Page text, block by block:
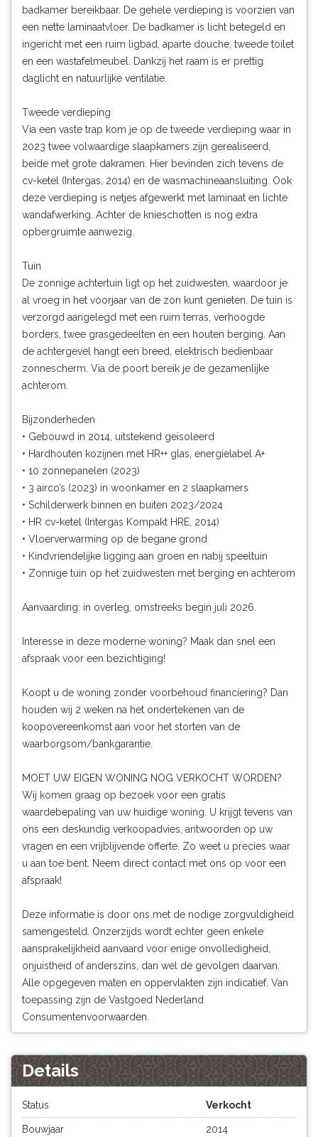
badkamer bereikbaar. De gehele verdieping is voorzien van
een nette laminaatvloer. De badkamer is licht betegeld en
ingericht met een ruim ligbad, aparte douche, tweede toilet
en een wastafelmeubel. Dankzij het raam is er prettig
daglicht en natuurlijke ventilatie.
Tweede verdieping
Via een vaste trap kom je op de tweede verdieping waar in
2023 twee volwaardige slaapkamers zijn gerealiseerd,
beide met grote dakramen. Hier bevinden zich tevens de
cv-ketel (Intergas, 2014) en de wasmachineaansluiting. Ook
deze verdieping is netjes afgewerkt met laminaat en lichte
wandafwerking. Achter de knieschotten is nog extra
opbergruimte aanwezig.
Tuin
De zonnige achtertuin ligt op het zuidwesten, waardoor je
al vroeg in het voorjaar van de zon kunt genieten. De tuin is
verzorgd aangelegd met een ruim terras, verhoogde
borders, twee grasgedeelten en een houten berging. Aan
de achtergevel hangt een breed, elektrisch bedienbaar
zonnescherm. Via de poort bereik je de gezamenlijke
achterom.
Bijzonderheden
• Gebouwd in 2014, uitstekend geïsoleerd
• Hardhouten kozijnen met HR++ glas, energielabel A+
• 10 zonnepanelen (2023)
• 3 airco’s (2023) in woonkamer en 2 slaapkamers
• Schilderwerk binnen en buiten 2023/2024
• HR cv-ketel (Intergas Kompakt HRE, 2014)
• Vloerverwarming op de begane grond
• Kindvriendelijke ligging aan groen en nabij speeltuin
• Zonnige tuin op het zuidwesten met berging en achterom
Aanvaarding: in overleg, omstreeks begin juli 2026.
Interesse in deze moderne woning? Maak dan snel een
afspraak voor een bezichtiging!
Koopt u de woning zonder voorbehoud financiering? Dan
houden wij 2 weken na het ondertekenen van de
koopovereenkomst aan voor het storten van de
waarborgsom/bankgarantie.
MOET UW EIGEN WONING NOG VERKOCHT WORDEN?
Wij komen graag op bezoek voor een gratis
waardebepaling van uw huidige woning. U krijgt tevens van
ons een deskundig verkoopadvies, antwoorden op uw
vragen en een vrijblijvende offerte. Zo weet u precies waar
u aan toe bent. Neem direct contact met ons op voor een
afspraak!
Deze informatie is door ons met de nodige zorgvuldigheid
samengesteld. Onzerzijds wordt echter geen enkele
aansprakelijkheid aanvaard voor enige onvolledigheid,
onjuistheid of anderszins, dan wel de gevolgen daarvan.
Alle opgegeven maten en oppervlakten zijn indicatief. Van
toepassing zijn de Vastgoed Nederland
Consumentenvoorwaarden.
Details
Status Verkocht
Bouwjaar 2014